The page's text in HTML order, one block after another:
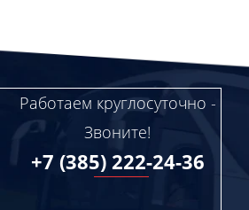
Работаем круглосуточно -
Звоните!
+7 (385) 222-24-36